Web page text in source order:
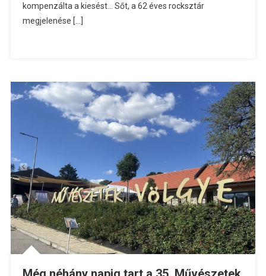
kompenzálta a kiesést… Sőt, a 62 éves rocksztár
megjelenése […]